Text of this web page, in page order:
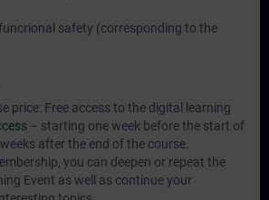
safety (corresponding to the
price: Free access to the digital learning
– starting one week before the start of
after the end of the course.
you can deepen or repeat the
Event as well as continue your